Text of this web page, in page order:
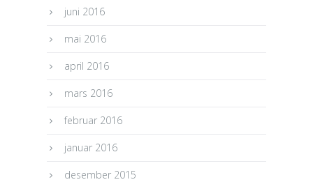
juni 2016
mai 2016
april 2016
mars 2016
februar 2016
januar 2016
desember 2015